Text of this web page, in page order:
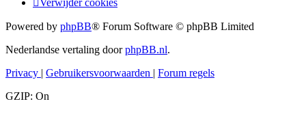
Powered by phpBB® Forum Software © phpBB Limited
Nederlandse vertaling doorphpBB.nl.
Privacy | Gebruikersvoorwaarden | Forum regels
GZIP: On